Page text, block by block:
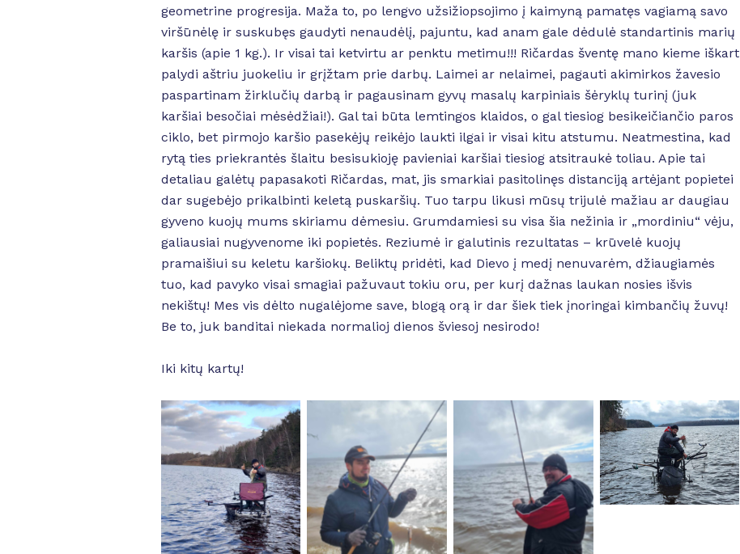
geometrine progresija. Maža to, po lengvo užsižiopsojimo į kaimyną pamatęs vagiamą savo
viršūnėlę ir suskubęs gaudyti nenaudėlį, pajuntu, kad anam gale dėdulė standartinis marių
karšis (apie 1 kg.). Ir visai tai ketvirtu ar penktu metimu!!! Ričardas šventę mano kieme iškart
palydi aštriu juokeliu ir grįžtam prie darbų. Laimei ar nelaimei, pagauti akimirkos žavesio
paspartinam žirklučių darbą ir pagausinam gyvų masalų karpiniais šėryklų turinį (juk
karšiai besočiai mėsėdžiai!). Gal tai būta lemtingos klaidos, o gal tiesiog besikeičiančio paros
ciklo, bet pirmojo karšio pasekėjų reikėjo laukti ilgai ir visai kitu atstumu. Neatmestina, kad
rytą ties priekrantės šlaitu besisukioję pavieniai karšiai tiesiog atsitraukė toliau. Apie tai
detaliau galėtų papasakoti Ričardas, mat, jis smarkiai pasitolinęs distanciją artėjant popietei
dar sugebėjo prikalbinti keletą puskaršių. Tuo tarpu likusi mūsų trijulė mažiau ar daugiau
gyveno kuojų mums skiriamu dėmesiu. Grumdamiesi su visa šia nežinia ir „mordiniu“ vėju,
galiausiai nugyvenome iki popietės. Reziumė ir galutinis rezultatas – krūvelė kuojų
pramaišiui su keletu karšiokų. Beliktų pridėti, kad Dievo į medį nenuvarėm, džiaugiamės
tuo, kad pavyko visai smagiai pažuvaut tokiu oru, per kurį dažnas laukan nosies išvis
nekištų! Mes vis dėlto nugalėjome save, blogą orą ir dar šiek tiek įnoringai kimbančių žuvų!
Be to, juk banditai niekada normalioj dienos šviesoj nesirodo!
Iki kitų kartų!
No Caption No Caption No Caption
No Caption